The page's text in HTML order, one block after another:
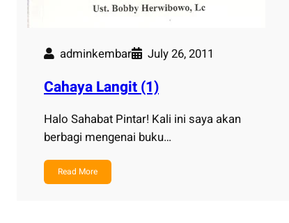
adminkembar July 26, 2011
Cahaya Langit (1)
Halo Sahabat Pintar! Kali ini saya akan
berbagi mengenai buku…
Read More